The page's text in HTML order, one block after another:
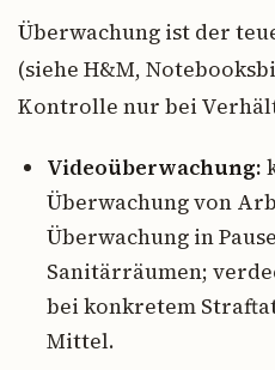
Überwachung ist der
(siehe H&M,
Kontrolle nur bei
Videoüberwachung:
Überwachung von
Überwachung in
Sanitärräumen;
bei konkretem
Mittel.